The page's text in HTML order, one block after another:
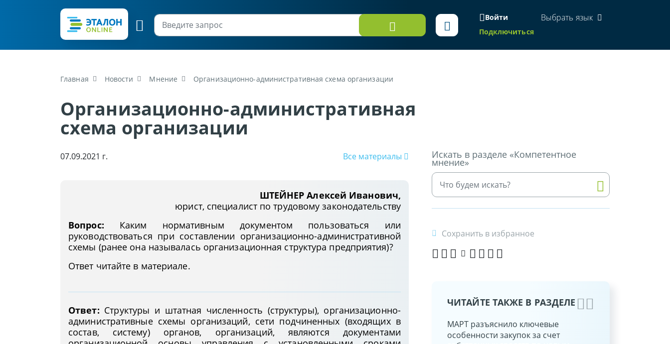
Войти
Подключиться
Выбрать язык
Главная Новости Мнение Организационно-административная схема организации
Организационно-административная
схема организации
07.09.2021 г. Все материалы
ШТЕЙНЕР Алексей Иванович,
юрист, специалист по трудовому законодательству
Вопрос: Каким нормативным документом пользоваться или
руководствоваться при составлении организационно-административной
схемы (ранее она называлась организационная структура предприятия)?
Ответ читайте в материале.
Ответ: Структуры и штатная численность (структуры), организационно-
административные схемы организаций, сети подчиненных (входящих в
состав, систему) органов, организаций, являются документами
Искать в разделе «Компетентное
мнение»
Сохранить в избранное
ЧИТАЙТЕ ТАКЖЕ В РАЗДЕЛЕ
О возможности предоставления
социального налогового вычета по
МАРТ разъяснило ключевые
особенности закупок за счет